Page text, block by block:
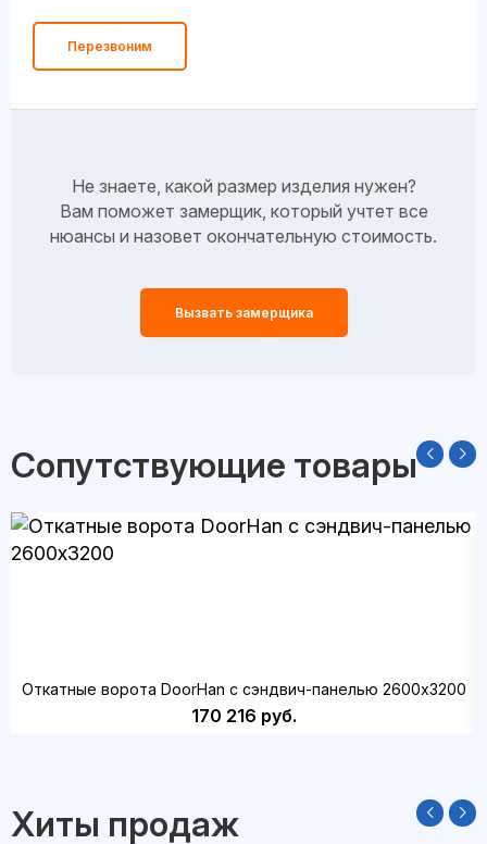
Перезвоним
Не знаете, какой размер изделия нужен?
Вам поможет замерщик, который учтет все
нюансы и назовет окончательную стоимость.
Вызвать замерщика
Сопутствующие товары
Откатные ворота DoorHan с сэндвич-панелью 2600x3200
170 216 руб.
Хиты продаж